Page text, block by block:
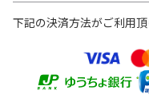
下記の決済方法がご利用頂